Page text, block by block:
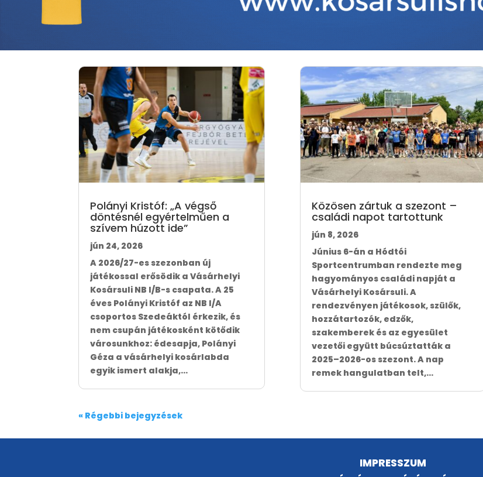
Polányi Kristóf: „A végső
döntésnél egyértelműen a
szívem húzott ide”
jún 24, 2026
A 2026/27-es szezonban új
játékossal erősödik a Vásárhelyi
Kosársuli NB I/B-s csapata. A 25
éves Polányi Kristóf az NB I/A
csoportos Szedeáktól érkezik, és
nem csupán játékosként kötődik
városunkhoz: édesapja, Polányi
Géza a vásárhelyi kosárlabda
egyik ismert alakja,...
Közösen zártuk a szezont –
családi napot tartottunk
jún 8, 2026
Június 6-án a Hódtói
Sportcentrumban rendezte meg
hagyományos családi napját a
Vásárhelyi Kosársuli. A
rendezvényen játékosok, szülők,
hozzátartozók, edzők,
szakemberek és az egyesület
vezetői együtt búcsúztatták a
2025–2026-os szezont. A nap
remek hangulatban telt,...
« Régebbi bejegyzések
IMPRESSZUM